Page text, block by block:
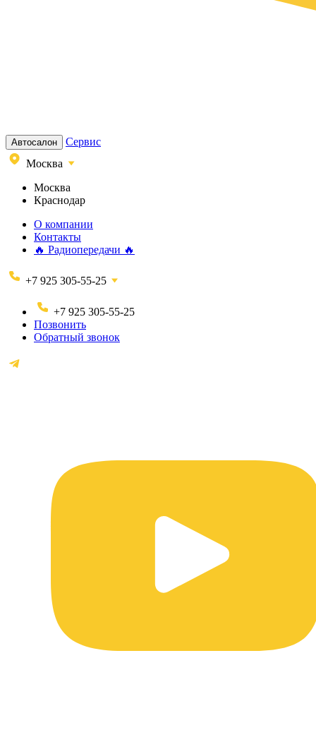
Автосалон
Сервис
Москва
Москва
Краснодар
О компании
Контакты
🔥 Радиопередачи 🔥
+7 925 305-55-25
+7 925 305-55-25
Позвонить
Обратный звонок